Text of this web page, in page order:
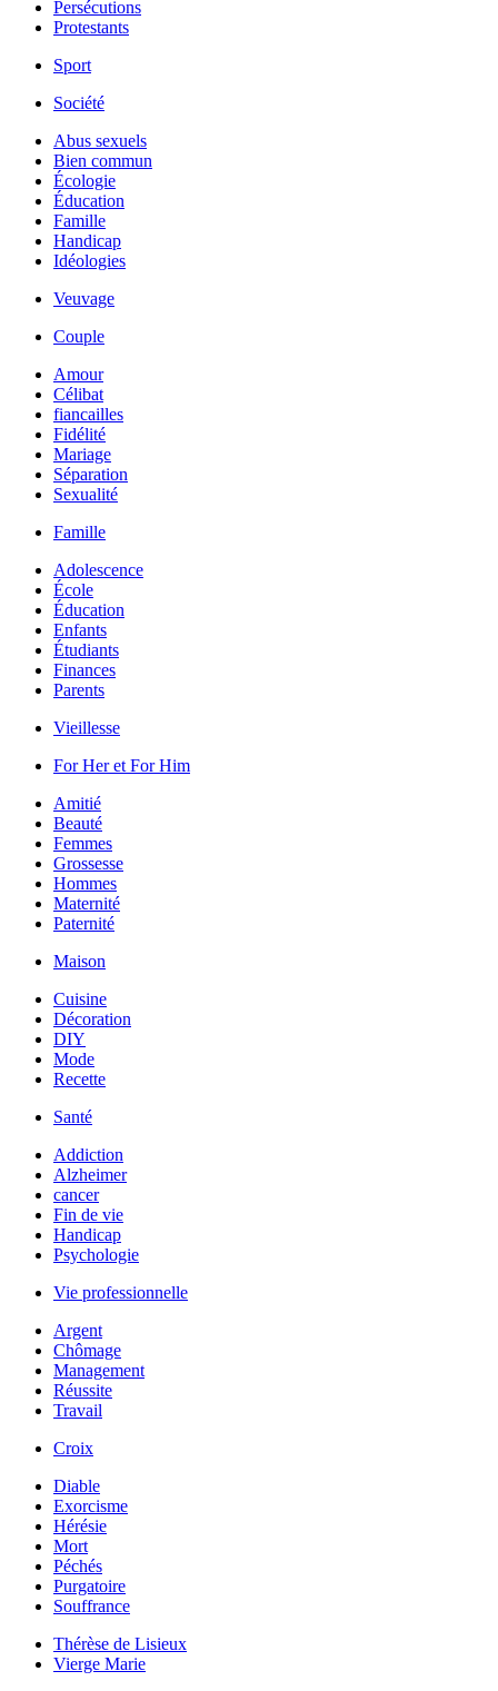
Persécutions
Protestants
Sport
Société
Abus sexuels
Bien commun
Écologie
Éducation
Famille
Handicap
Idéologies
Veuvage
Couple
Amour
Célibat
fiancailles
Fidélité
Mariage
Séparation
Sexualité
Famille
Adolescence
École
Éducation
Enfants
Étudiants
Finances
Parents
Vieillesse
For Her et For Him
Amitié
Beauté
Femmes
Grossesse
Hommes
Maternité
Paternité
Maison
Cuisine
Décoration
DIY
Mode
Recette
Santé
Addiction
Alzheimer
cancer
Fin de vie
Handicap
Psychologie
Vie professionnelle
Argent
Chômage
Management
Réussite
Travail
Croix
Diable
Exorcisme
Hérésie
Mort
Péchés
Purgatoire
Souffrance
Thérèse de Lisieux
Vierge Marie